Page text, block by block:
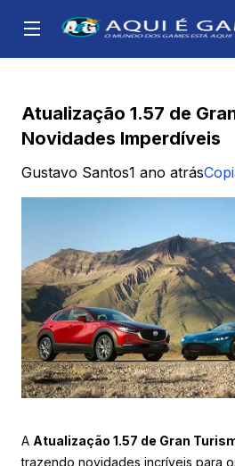
Atualização 1.57 de
Novidades Imperdíveis
Gustavo Santos1 ano atrás
A Atualização 1.57 de Gran
trazendo novidades incríveis para